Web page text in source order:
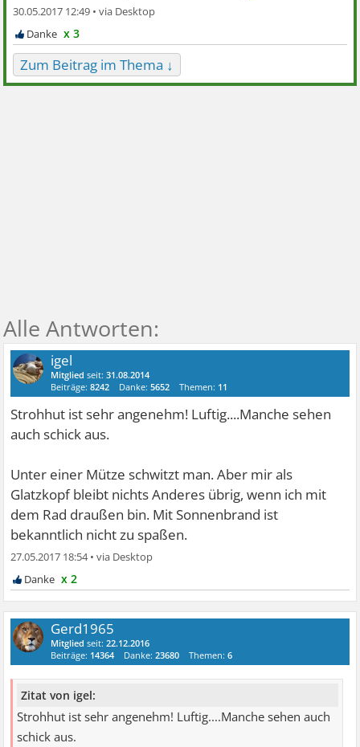
30.05.2017 12:49 •
x 3
Zum Beitrag im Thema ↓
igel
Mitglied seit:31.08.2014
Beiträge:8242 Danke:5652 Themen: 11
Strohhut ist sehr angenehm! Luftig....Manche sehen
auch schick aus.
Unter einer Mütze schwitzt man. Aber mir als
Glatzkopf bleibt nichts Anderes übrig, wenn ich mit
dem Rad draußen bin. Mit Sonnenbrand ist
bekanntlich nicht zu spaßen.
27.05.2017 18:54•
x 2
Gerd1965
Mitglied seit:22.12.2016
Beiträge: 14364 Danke:23680 Themen:6
Zitat von igel:
Strohhut ist sehr angenehm! Luftig....Manche sehen auch
schick aus.